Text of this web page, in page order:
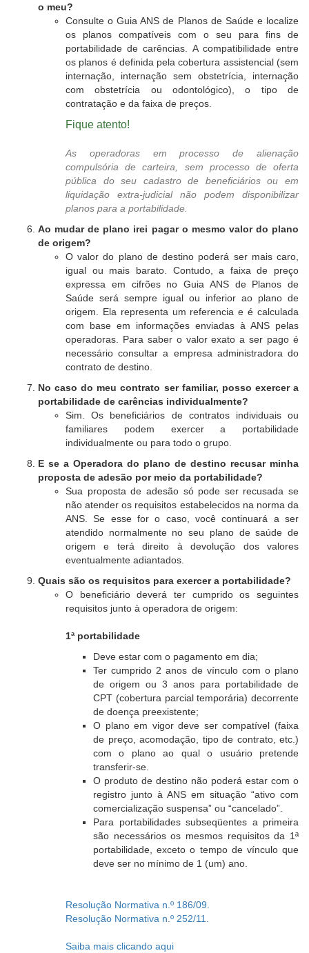
o meu?
Consulte o Guia ANS de Planos de Saúde e localize
os planos compatíveis com o seu para fins de
portabilidade de carências. A compatibilidade entre
os planos é definida pela cobertura assistencial (sem
internação, internação sem obstetrícia, internação
com obstetrícia ou odontológico), o tipo de
contratação e da faixa de preços.
Fique atento!
As operadoras em processo de alienação
compulsória de carteira, sem processo de oferta
pública do seu cadastro de beneficiários ou em
liquidação extra-judicial não podem disponibilizar
planos para a portabilidade.
Ao mudar de plano irei pagar o mesmo valor do plano
de origem?
O valor do plano de destino poderá ser mais caro,
igual ou mais barato. Contudo, a faixa de preço
expressa em cifrões no Guia ANS de Planos de
Saúde será sempre igual ou inferior ao plano de
origem. Ela representa um referencia e é calculada
com base em informações enviadas à ANS pelas
operadoras. Para saber o valor exato a ser pago é
necessário consultar a empresa administradora do
contrato de destino.
No caso do meu contrato ser familiar, posso exercer a
portabilidade de carências individualmente?
Sim. Os beneficiários de contratos individuais ou
familiares podem exercer a portabilidade
individualmente ou para todo o grupo.
E se a Operadora do plano de destino recusar minha
proposta de adesão por meio da portabilidade?
Sua proposta de adesão só pode ser recusada se
não atender os requisitos estabelecidos na norma da
ANS. Se esse for o caso, você continuará a ser
atendido normalmente no seu plano de saúde de
origem e terá direito à devolução dos valores
eventualmente adiantados.
Quais são os requisitos para exercer a portabilidade?
O beneficiário deverá ter cumprido os seguintes
requisitos junto à operadora de origem:
1ª portabilidade
Deve estar com o pagamento em dia;
Ter cumprido 2 anos de vínculo com o plano
de origem ou 3 anos para portabilidade de
CPT (cobertura parcial temporária) decorrente
de doença preexistente;
O plano em vigor deve ser compatível (faixa
de preço, acomodação, tipo de contrato, etc.)
com o plano ao qual o usuário pretende
transferir-se.
O produto de destino não poderá estar com o
registro junto à ANS em situação “ativo com
comercialização suspensa” ou “cancelado”.
Para portabilidades subseqüentes a primeira
são necessários os mesmos requisitos da 1ª
portabilidade, exceto o tempo de vínculo que
deve ser no mínimo de 1 (um) ano.
Resolução Normativa n.º 186/09.
Resolução Normativa n.º 252/11.
Saiba mais clicando aqui